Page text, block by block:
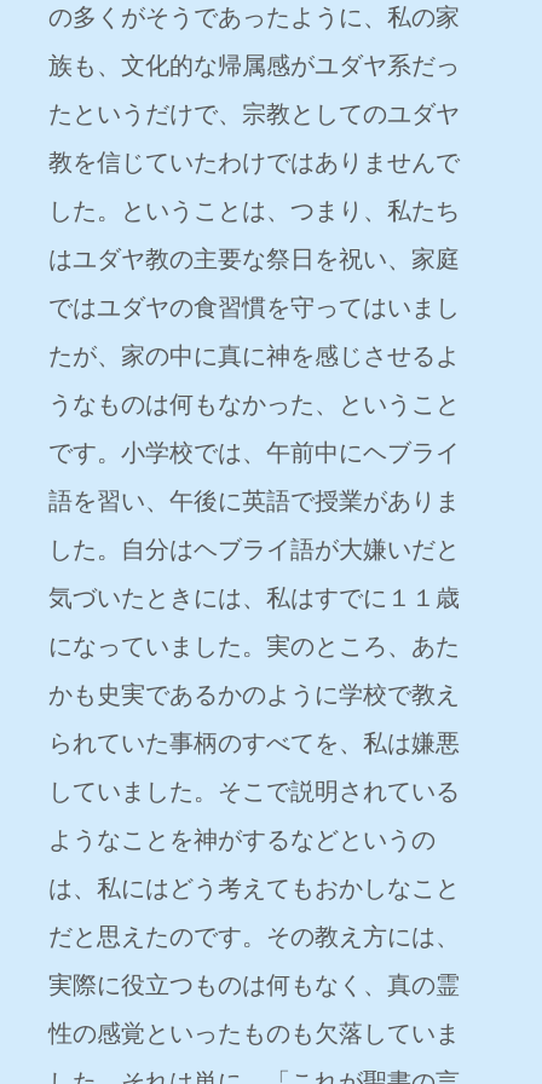
の多くがそうであったように、私の家
族も、文化的な帰属感がユダヤ系だっ
たというだけで、宗教としてのユダヤ
教を信じていたわけではありませんで
した。ということは、つまり、私たち
はユダヤ教の主要な祭日を祝い、家庭
ではユダヤの食習慣を守ってはいまし
たが、家の中に真に神を感じさせるよ
うなものは何もなかった、ということ
です。小学校では、午前中にヘブライ
語を習い、午後に英語で授業がありま
した。自分はヘブライ語が大嫌いだと
気づいたときには、私はすでに１１歳
になっていました。実のところ、あた
かも史実であるかのように学校で教え
られていた事柄のすべてを、私は嫌悪
していました。そこで説明されている
ようなことを神がするなどというの
は、私にはどう考えてもおかしなこと
だと思えたのです。その教え方には、
実際に役立つものは何もなく、真の霊
性の感覚といったものも欠落していま